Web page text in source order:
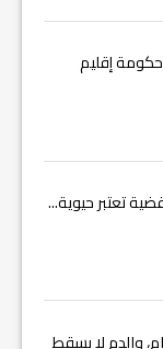
إقليم
تعتبر حيوية...
والدم لا يسقط